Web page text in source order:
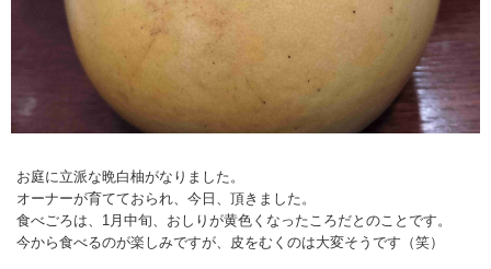
お庭に立派な晩白柚がなりました。
オーナーが育てておられ、今日、頂きました。
食べごろは、1月中旬、おしりが黄色くなったころだとのことです。
今から食べるのが楽しみですが、皮をむくのは大変そうです（笑）